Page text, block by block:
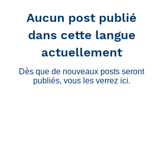
Aucun post publié
dans cette langue
actuellement
Dès que de nouveaux posts seront
publiés, vous les verrez ici.